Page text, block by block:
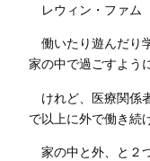
レウィン・ファ
働いたり遊んだり
家の中で過ごすよう
けれど、医療関係
で以上に外で働き続
家の中と外、と２